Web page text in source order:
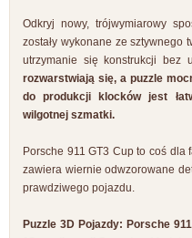
Odkryj nowy, trójwymiarowy
zostały wykonane ze sztywnego
utrzymanie się konstrukcji bez
rozwarstwiają się, a puzzle
do produkcji klocków jest
wilgotnej szmatki.
Porsche 911 GT3 Cup to coś dla
zawiera wiernie odwzorowane
prawdziwego pojazdu.
Puzzle 3D Pojazdy: Porsche